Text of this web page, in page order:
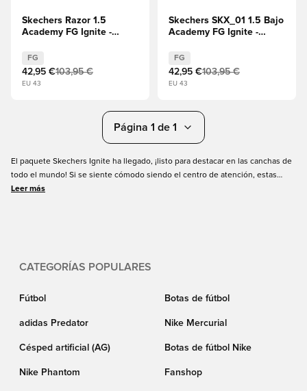
Skechers Razor 1.5
Academy FG Ignite -
FG
42,95 €103,95 €
EU 43
Skechers SKX_01 1.5 Bajo
Academy FG Ignite -
FG
42,95 €103,95 €
EU 43
Página 1 de 1
El paquete Skechers Ignite ha llegado, ¡listo para destacar en las canchas de
todo el mundo! Si se siente cómodo siendo el centro de atención, estas
botas de fútbol le quedarán perfectamente. Puede encontrar tanto el
Leer más
CATEGORÍAS POPULARES
Fútbol Botas de fútbol
adidas Predator Nike Mercurial
Césped artificial (AG) Botas de fútbol Nike
Nike Phantom Fanshop